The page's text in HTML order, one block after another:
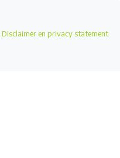
Disclaimer en privacy statement